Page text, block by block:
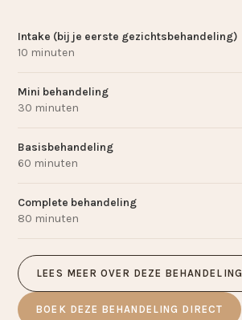
Intake (bij je eerste gezichtsbehandeling)
10 minuten
Mini behandeling
30 minuten
Basisbehandeling
60 minuten
Complete behandeling
80 minuten
LEES MEER OVER DEZE BEHANDELING
BOEK DEZE BEHANDELING DIRECT